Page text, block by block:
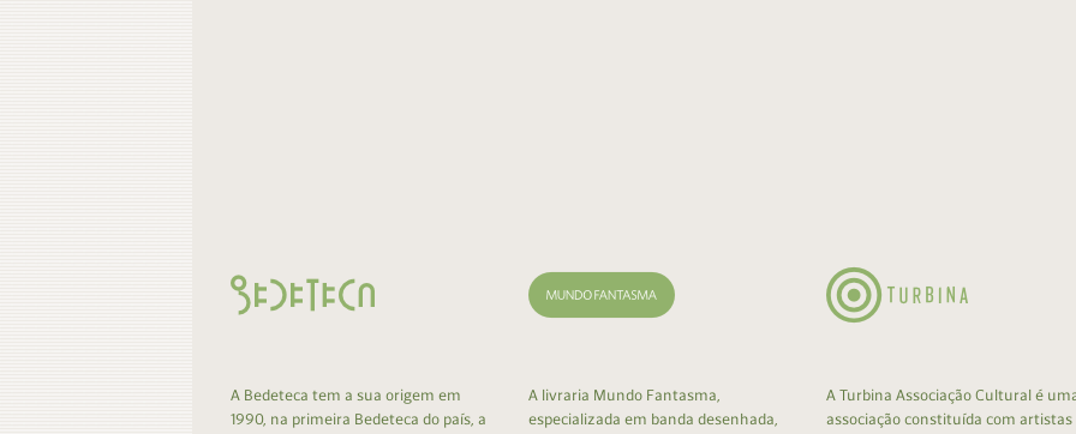
A Bedeteca tem a sua origem em
1990, na primeira Bedeteca do país, a
A livraria Mundo Fantasma,
especializada em banda desenhada,
A Turbina Associação Cultural é
associação constituída com artistas